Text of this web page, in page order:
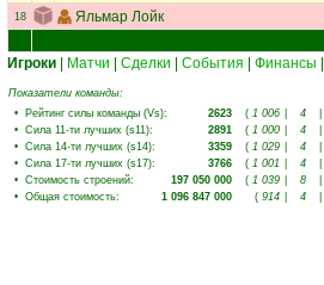
18 Яльмар Лойк
Игроки Матчи Сделки События Финансы
Показатели команды:
• Рейтинг силы команды (Vs): 2623 ( 1 006 4
• Сила 11-ти лучших (s11): 2891 ( 1 000 4
• Сила 14-ти лучших (s14): 3359 ( 1 029 4
• Сила 17-ти лучших (s17): 3766 ( 1 001 4
• Стоимость строений: 197 050 000 ( 1 039 8
• Общая стоимость: 1 096 847 000 ( 914 4